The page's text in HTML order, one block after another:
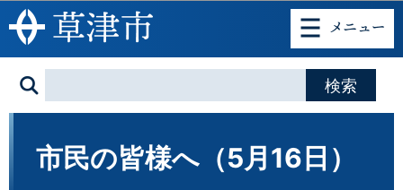
このページの本文へ移動
市民の皆様へ（5月16日）